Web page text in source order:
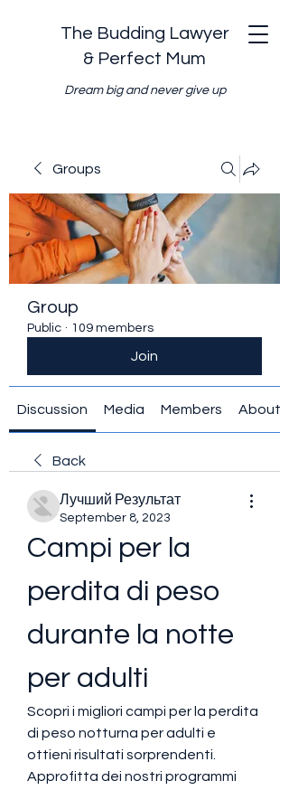
The Budding Lawyer
& Perfect Mum
Dream big and never give up
Groups
Group
Public · 109 members
Join
Discussion Media Members About
Back
Лучший Результат
September 8, 2023
Campi per la
perdita di peso
durante la notte
per adulti
Scopri i migliori campi per la perdita
di peso notturna per adulti e
ottieni risultati sorprendenti.
Approfitta dei nostri programmi